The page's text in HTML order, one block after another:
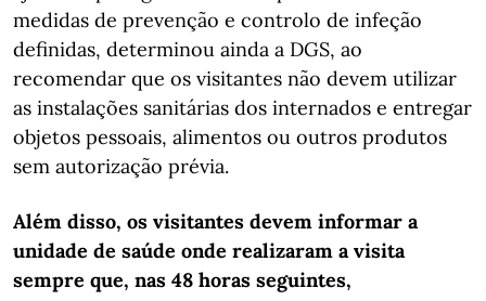
medidas de prevenção e controlo de infeção
definidas, determinou ainda a DGS, ao
recomendar que os visitantes não devem utilizar
as instalações sanitárias dos internados e entregar
objetos pessoais, alimentos ou outros produtos
sem autorização prévia.
Além disso, os visitantes devem informar a
unidade de saúde onde realizaram a visita
sempre que, nas 48 horas seguintes,